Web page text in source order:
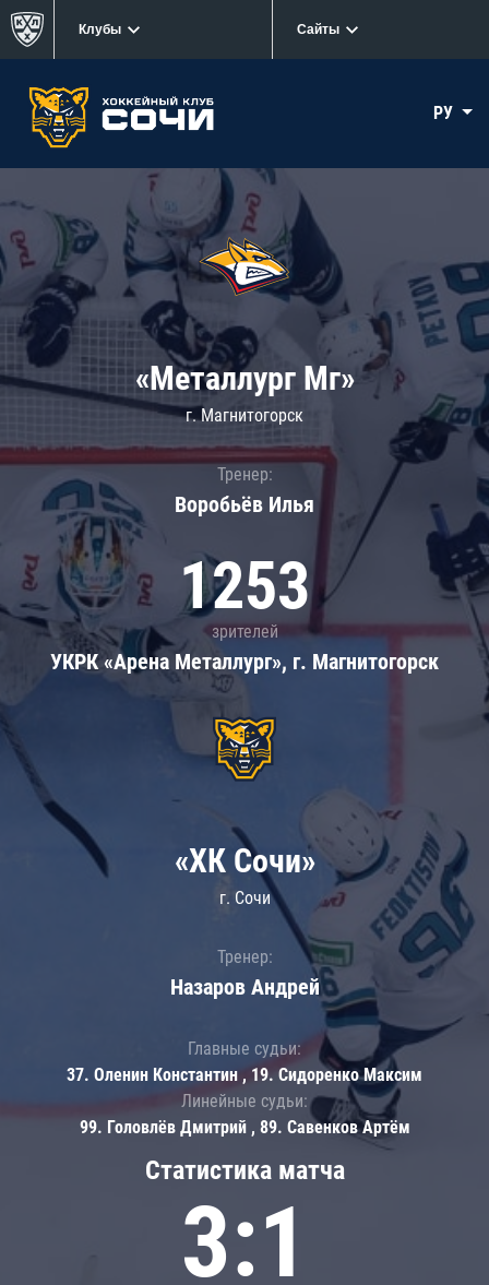
Клубы Сайты
РУ
«Металлург Мг»
г. Магнитогорск
Тренер:
Воробьёв Илья
1253
зрителей
УКРК «Арена Металлург», г. Магнитогорск
Статистика матча
3:1
«ХК Сочи»
г. Сочи
Тренер:
Назаров Андрей
Главные судьи:
37. Оленин Константин , 19. Сидоренко Максим
Линейные судьи:
99. Головлёв Дмитрий , 89. Савенков Артём